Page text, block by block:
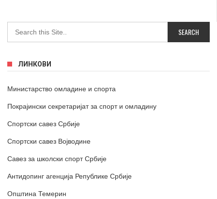
ЛИНКОВИ
Министарство омладине и спорта
Покрајински секретаријат за спорт и омладину
Спортски савез Србије
Спортски савез Војводине
Савез за школски спорт Србије
Антидопинг агенција Републике Србије
Општина Темерин